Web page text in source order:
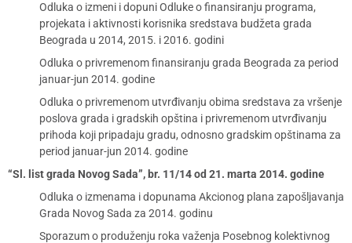
Odluka o izmeni i dopuni Odluke o finansiranju programa,
projekata i aktivnosti korisnika sredstava budžeta grada
Beograda u 2014, 2015. i 2016. godini
Odluka o privremenom finansiranju grada Beograda za period
januar-jun 2014. godine
Odluka o privremenom utvrđivanju obima sredstava za vršenje
poslova grada i gradskih opština i privremenom utvrđivanju
prihoda koji pripadaju gradu, odnosno gradskim opštinama za
period januar-jun 2014. godine
“Sl. list grada Novog Sada”, br. 11/14 od 21. marta 2014. godine
Odluka o izmenama i dopunama Akcionog plana zapošljavanja
Grada Novog Sada za 2014. godinu
Sporazum o produženju roka važenja Posebnog kolektivnog